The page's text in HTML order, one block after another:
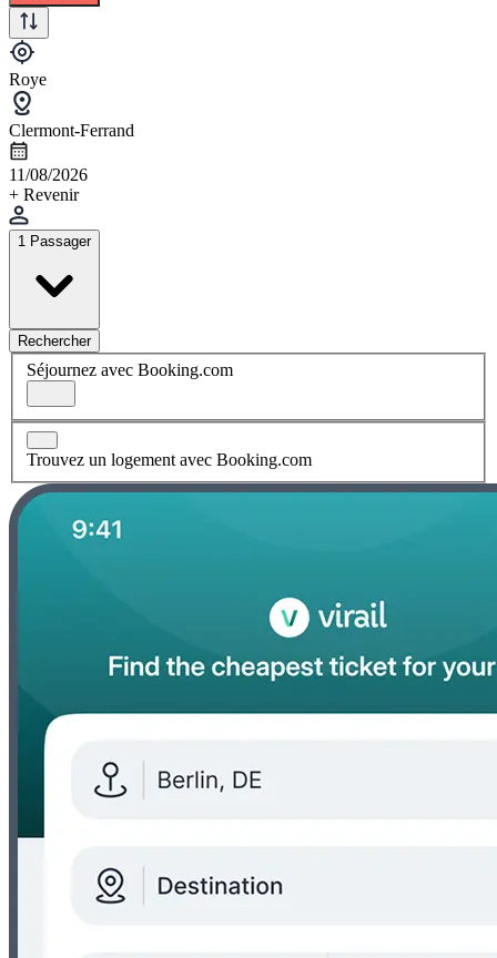
Roye
Clermont-Ferrand
11/08/2026
+ Revenir
1 Passager
Rechercher
Séjournez avec Booking.com
Trouvez un logement avec Booking.com